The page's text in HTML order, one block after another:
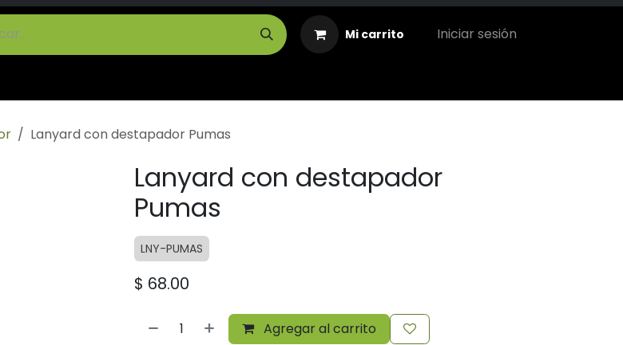
Mi carrito Iniciar sesión
Lanyard con destapador Pumas
Lanyard con destapador
Pumas
LNY-PUMAS
$ 68.00
Agregar al carrito